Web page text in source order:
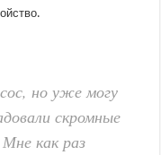
но уже могу
скромные
как раз